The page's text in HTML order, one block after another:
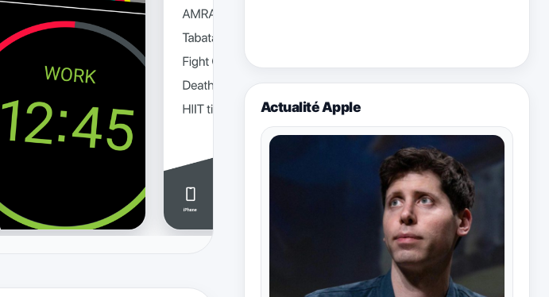
Actualité Apple